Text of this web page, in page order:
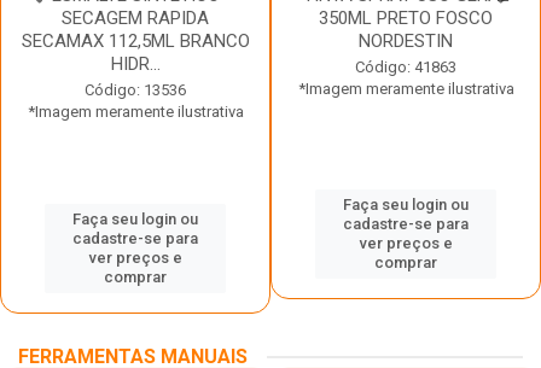
SECAGEM RAPIDA
SECAMAX 112,5ML BRANCO
HIDR...
Código: 13536
*Imagem meramente ilustrativa
Faça seu login ou
cadastre-se para
ver preços e
comprar
350ML PRETO FOSCO
NORDESTIN
Código: 41863
*Imagem meramente ilustrativa
Faça seu login ou
cadastre-se para
ver preços e
comprar
FERRAMENTAS MANUAIS